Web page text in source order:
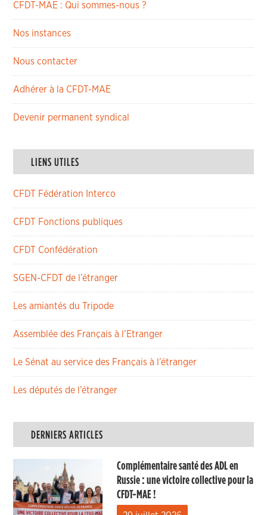
CFDT-MAE : Qui sommes-nous ?
Nos instances
Nous contacter
Adhérer à la CFDT-MAE
Devenir permanent syndical
LIENS UTILES
CFDT Fédération Interco
CFDT Fonctions publiques
CFDT Confédération
SGEN-CFDT de l’étranger
Les amiantés du Tripode
Assemblée des Français à l’Etranger
Le Sénat au service des Français à l’étranger
Les députés de l’étranger
DERNIERS ARTICLES
Complémentaire santé des ADL en
Russie : une victoire collective pour la
CFDT-MAE !